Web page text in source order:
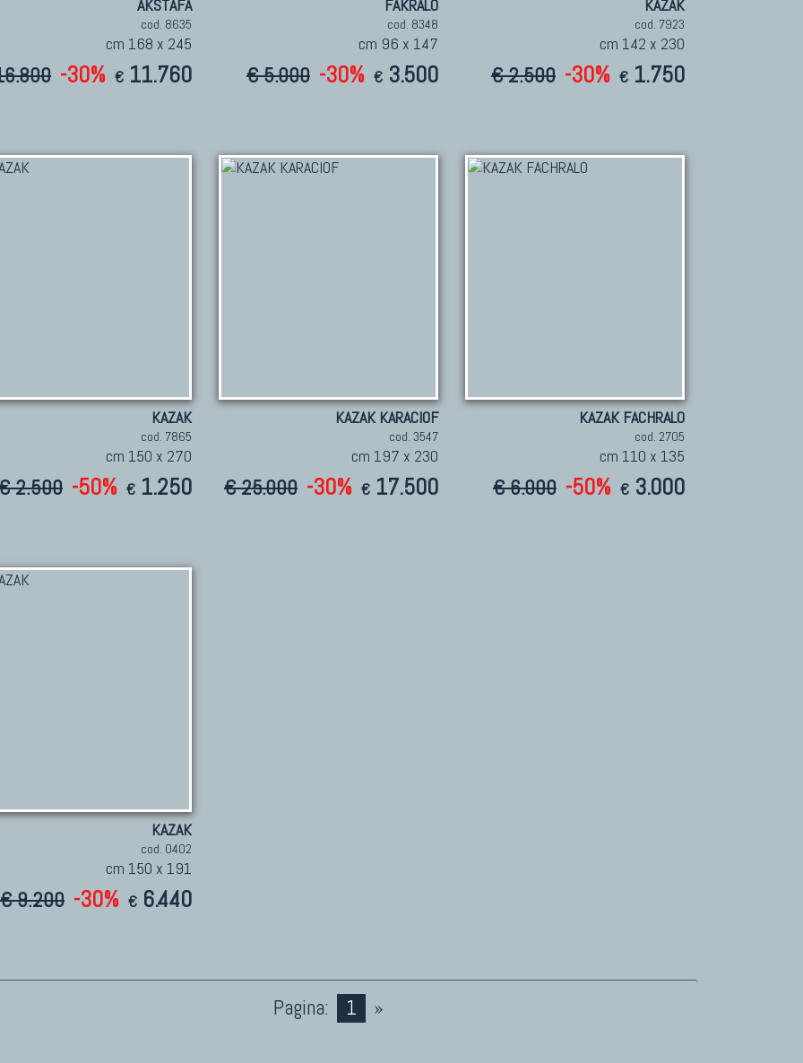
AKSTAFA
cod. 8635
cm 168 x 245
-30% € 11.760
FAKRALO
cod. 8348
cm 96 x 147
€ 5.000 -30% € 3.500
KAZAK
cod. 7923
cm 142 x 230
€ 2.500 -30% € 1.750
KAZAK
cod. 7865
cm 150 x 270
2.500 -50% € 1.250
KAZAK KARACIOF
cod. 3547
cm 197 x 230
€ 25.000 -30% € 17.500
KAZAK FACHRALO
cod. 2705
cm 110 x 135
€ 6.000 -50% € 3.000
KAZAK
cod. 0402
cm 150 x 191
€ 9.200 -30% € 6.440
Pagina: 1 »